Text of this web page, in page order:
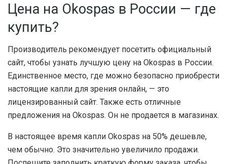
Цена на Okospas в России — где
купить?
Производитель рекомендует посетить официальный
сайт, чтобы узнать лучшую цену на Okospas в России.
Единственное место, где можно безопасно приобрести
настоящие капли для зрения онлайн, — это
лицензированный сайт. Также есть отличные
предложения на Okospas. Он не продается в магазинах.
В настоящее время капли Okospas на 50% дешевле,
чем обычно. Это значительно увеличило продажи.